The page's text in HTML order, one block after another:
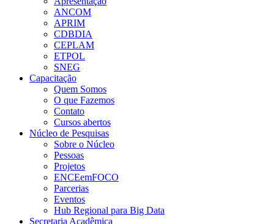
ANCOM
APRIM
CDBDIA
CEPLAM
ETPOL
SNEG
Capacitação
Quem Somos
O que Fazemos
Contato
Cursos abertos
Núcleo de Pesquisas
Sobre o Núcleo
Pessoas
Projetos
ENCEemFOCO
Parcerias
Eventos
Hub Regional para Big Data
Secretaria Acadêmica